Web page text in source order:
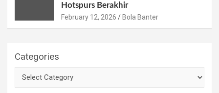
Hotspurs Berakhir
February 12, 2026 Bola Banter
Categories